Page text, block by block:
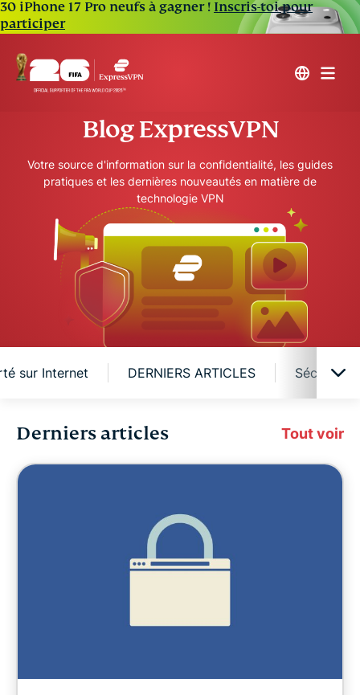
30 iPhone 17 Pro neufs à gagner ! Inscris-toi pour
participer
Blog ExpressVPN
Votre source d'information sur la confidentialité, les guides
pratiques et les dernières nouveautés en matière de
technologie VPN
sur Internet DERNIERS ARTICLES Sécurité
Cybersécurité
ExpressVPN for Teams
Derniers articles Tout voir